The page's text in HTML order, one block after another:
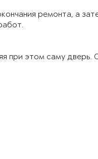
ремонта, а
при этом саму дверь.